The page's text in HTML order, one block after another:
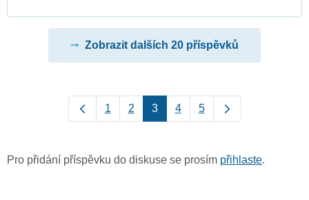
Zobrazit dalších 20 příspěvků
1 2 3 4 5
Pro přidání příspěvku do diskuse se prosím přihlaste.